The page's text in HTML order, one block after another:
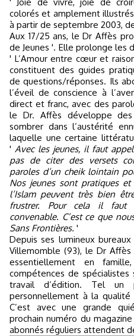
colorés et amplement
à partir de septembre 2003,
Aux 17/25 ans, le Dr Affès
de Jeunes '. Elle prolonge les
' L’Amour entre cœur et
constituent des guides
de questions/réponses. Ils
l’éveil de conscience à
direct et franc, avec des
le Dr. Affès développe des
sombrer dans l’austérité
laquelle une certaine
' Avec les jeunes, il faut
pas de citer des versets
paroles d’un cheik lointain
Nos jeunes sont pratiques
l’Islam peuvent très bien
frustrer. Pour cela il faut
convenable. C’est ce que
Sans Frontières. '
Depuis ses lumineux
Villemomble (93), le Dr
essentiellement en
compétences de
travail d’édition. Tel un
personnellement à la
C’est avec une grande
prochain numéro du
abonnés réguliers attendent